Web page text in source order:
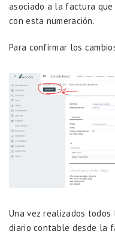
asociado a la factura que
con esta numeración.
Para confirmar los
Una vez realizados
diario contable desde la